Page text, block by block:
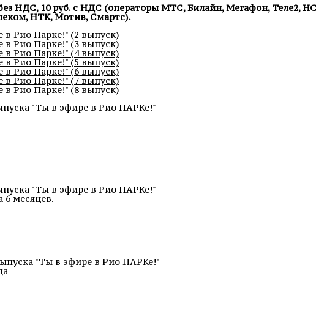
НДС, 10 руб. с НДС (операторы МТС, Билайн, Мегафон, Теле2,
НТК, Мотив, Смартс).
в Рио Парке!" (2 выпуск)
в Рио Парке!" (3 выпуск)
в Рио Парке!" (4 выпуск)
в Рио Парке!" (5 выпуск)
в Рио Парке!" (6 выпуск)
в Рио Парке!" (7 выпуск)
в Рио Парке!" (8 выпуск)
"Ты в эфире в Рио ПАРКе!"
"Ты в эфире в Рио ПАРКе!"
6 месяцев.
"Ты в эфире в Рио ПАРКе!"